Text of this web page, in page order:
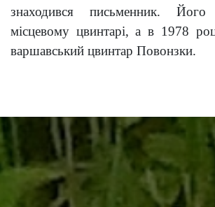
знаходився письменник.
місцевому цвинтарі, а в 1978
варшавський цвинтар Повонзки.